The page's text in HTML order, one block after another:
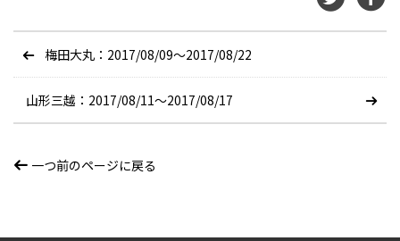
梅田大丸：2017/08/09〜2017/08/22
山形三越：2017/08/11〜2017/08/17
一つ前のページに戻る